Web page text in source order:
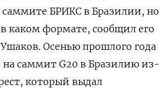
саммите БРИКС в Бразилии, но
каком формате, сообщил его
Осенью прошлого года
на саммит G20 в Бразилию из-
который выдал